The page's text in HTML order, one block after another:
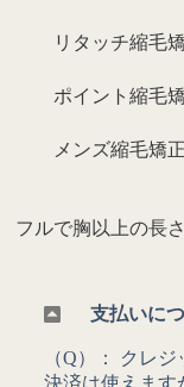
リタッチ
ポイント
メンズ縮
フルで胸以上の長
支払いに
（Q）： クレ
決済は使えます